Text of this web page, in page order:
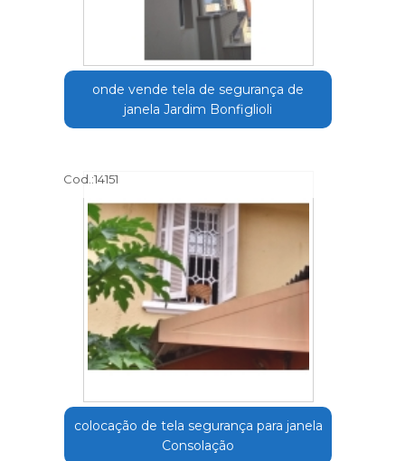
onde vende tela de segurança de
janela Jardim Bonfiglioli
Cod.:14151
colocação de tela segurança para janela
Consolação